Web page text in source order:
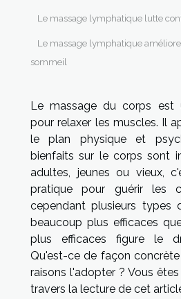
Le massage lymphatique lutte
Le massage lymphatique
sommeil
Le massage du corps est
pour relaxer les muscles. Il
le plan physique et
bienfaits sur le corps sont
adultes, jeunes ou vieux,
pratique pour guérir les
cependant plusieurs types
beaucoup plus efficaces
plus efficaces figure le
Qu'est-ce de façon
raisons l'adopter ? Vous
travers la lecture de cet